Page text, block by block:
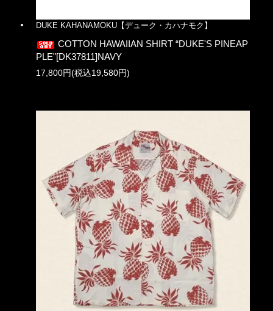
DUKE KAHANAMOKU【デューク・カハナモク】
COTTON HAWAIIAN SHIRT “DUKE'S PINEAP
PLE"[DK37811]NAVY
17,800円(税込19,580円)